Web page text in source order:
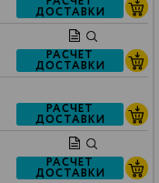
ДОСТАВКИ
РАСЧЕТ
ДОСТАВКИ
РАСЧЕТ
ДОСТАВКИ
РАСЧЕТ
ДОСТАВКИ